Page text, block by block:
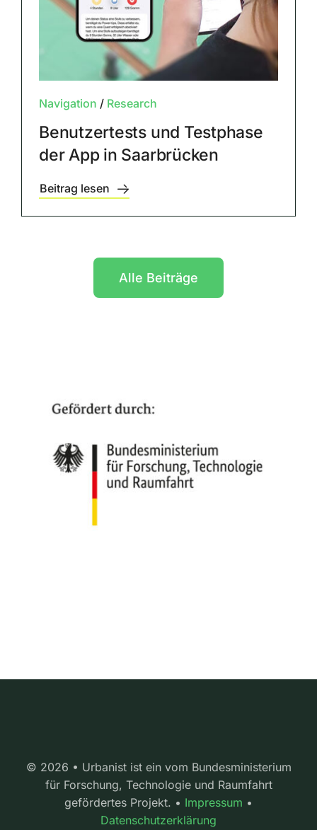
Navigation / Research
Benutzertests und Testphase
der App in Saarbrücken
Beitrag lesen
Alle Beiträge
© 2026 • Urbanist ist ein vom Bundesministerium
für Forschung, Technologie und Raumfahrt
gefördertes Projekt. • Impressum •
Datenschutzerklärung